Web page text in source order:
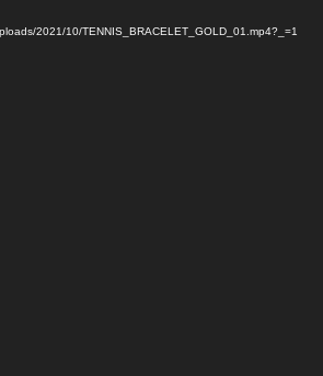
2021/10/TENNIS_BRACELET_GOLD_01.mp4?_=1